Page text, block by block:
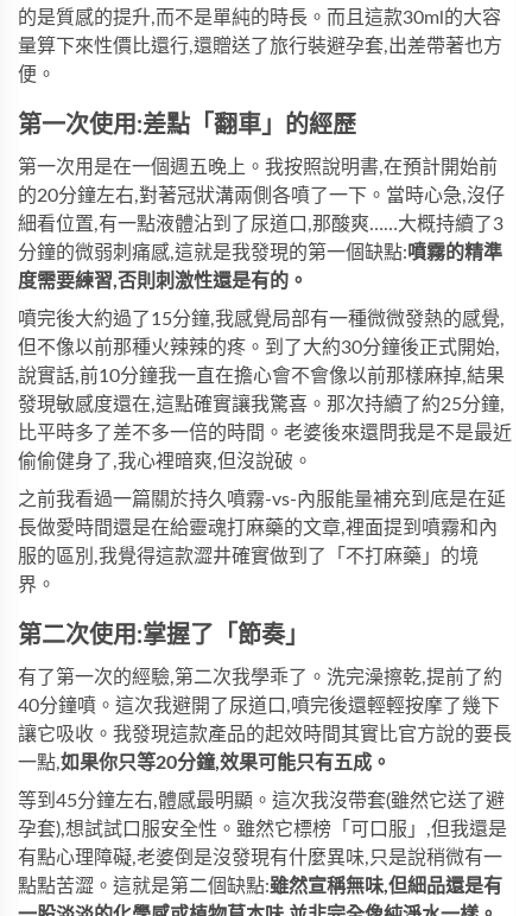
的是質感的提升,而不是單純的時長。而且這款30ml的大容
量算下來性價比還行,還贈送了旅行裝避孕套,出差帶著也方
便。
第一次使用:差點「翻車」的經歷
第一次用是在一個週五晚上。我按照說明書,在預計開始前
的20分鐘左右,對著冠狀溝兩側各噴了一下。當時心急,沒仔
細看位置,有一點液體沾到了尿道口,那酸爽……大概持續了3
分鐘的微弱刺痛感,這就是我發現的第一個缺點:噴霧的精準
度需要練習,否則刺激性還是有的。
噴完後大約過了15分鐘,我感覺局部有一種微微發熱的感覺,
但不像以前那種火辣辣的疼。到了大約30分鐘後正式開始,
說實話,前10分鐘我一直在擔心會不會像以前那樣麻掉,結果
發現敏感度還在,這點確實讓我驚喜。那次持續了約25分鐘,
比平時多了差不多一倍的時間。老婆後來還問我是不是最近
偷偷健身了,我心裡暗爽,但沒說破。
之前我看過一篇關於持久噴霧-vs-內服能量補充到底是在延
長做愛時間還是在給靈魂打麻藥的文章,裡面提到噴霧和內
服的區別,我覺得這款澀井確實做到了「不打麻藥」的境
界。
第二次使用:掌握了「節奏」
有了第一次的經驗,第二次我學乖了。洗完澡擦乾,提前了約
40分鐘噴。這次我避開了尿道口,噴完後還輕輕按摩了幾下
讓它吸收。我發現這款產品的起效時間其實比官方說的要長
一點,如果你只等20分鐘,效果可能只有五成。
等到45分鐘左右,體感最明顯。這次我沒帶套(雖然它送了避
孕套),想試試口服安全性。雖然它標榜「可口服」,但我還是
有點心理障礙,老婆倒是沒發現有什麼異味,只是說稍微有一
點點苦澀。這就是第二個缺點:雖然宣稱無味,但細品還是有